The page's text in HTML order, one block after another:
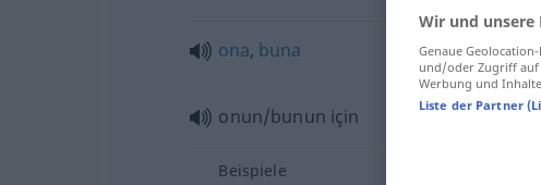
ona, buna
onun/bunun için
Beispiele
Wir und unsere
Genaue
und/oder Zugriff auf
Werbung und
Liste der Partner